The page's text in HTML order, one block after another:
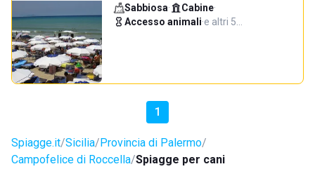
Sabbiosa· Cabine·
Accesso animali·e altri 5…
1
Spiagge.it Sicilia Provincia di Palermo
Campofelice di Roccella Spiagge per cani